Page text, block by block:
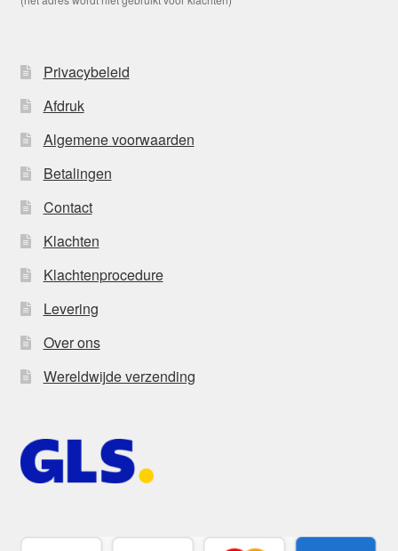
Privacybeleid
Afdruk
Algemene voorwaarden
Betalingen
Contact
Klachten
Klachtenprocedure
Levering
Over ons
Wereldwijde verzending